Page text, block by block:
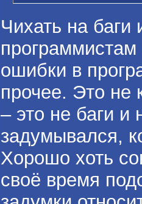
Чихать на
ошибки в
прочее. Это не
– это не баги и
задумывался,
Хорошо хоть
своё время